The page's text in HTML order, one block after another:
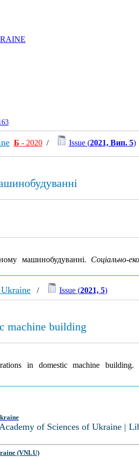
Б - 2020/ Issue (2021, Вип. 5)
машинобудуванні. Соціально-
/ Issue (2021, 5)
machine building
in domestic machine building.
of Sciences of Ukraine |
(VNLU)